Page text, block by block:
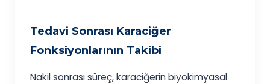
Tedavi Sonrası Karaciğer
Fonksiyonlarının Takibi
Nakil sonrası süreç, karaciğerin biyokimyasal